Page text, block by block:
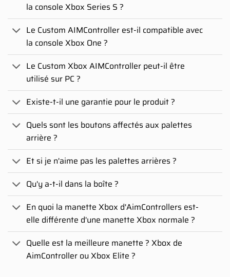
la console Xbox Series S ?
Le Custom AIMController est-il compatible avec
la console Xbox One ?
Le Custom Xbox AIMController peut-il être
utilisé sur PC ?
Existe-t-il une garantie pour le produit ?
Quels sont les boutons affectés aux palettes
arrière ?
Et si je n'aime pas les palettes arrières ?
Qu'y a-t-il dans la boîte ?
En quoi la manette Xbox d'AimControllers est-
elle différente d'une manette Xbox normale ?
Quelle est la meilleure manette ? Xbox de
AimController ou Xbox Elite ?